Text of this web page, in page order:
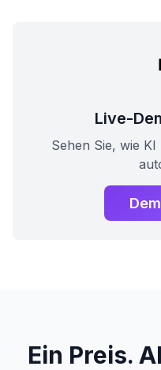
Live-
Sehen Sie, wie
Ein Preis.